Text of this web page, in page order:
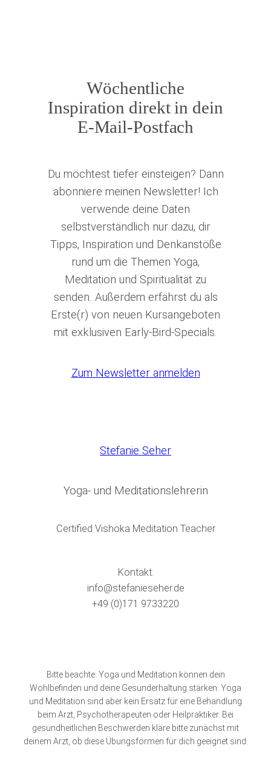
Wöchentliche
Inspiration direkt in dein
E-Mail-Postfach
Du möchtest tiefer einsteigen? Dann
abonniere meinen Newsletter! Ich
verwende deine Daten
selbstverständlich nur dazu, dir
Tipps, Inspiration und Denkanstöße
rund um die Themen Yoga,
Meditation und Spiritualität zu
senden. Außerdem erfährst du als
Erste(r) von neuen Kursangeboten
mit exklusiven Early-Bird-Specials.
Zum Newsletter anmelden
Stefanie Seher
Yoga- und Meditationslehrerin
Certified Vishoka Meditation Teacher
Kontakt:
info@stefanieseher.de
+49 (0)171 9733220
Bitte beachte: Yoga und Meditation können dein
Wohlbefinden und deine Gesunderhaltung stärken. Yoga
und Meditation sind aber kein Ersatz für eine Behandlung
beim Arzt, Psychotherapeuten oder Heilpraktiker. Bei
gesundheitlichen Beschwerden kläre bitte zunächst mit
deinem Arzt, ob diese Übungsformen für dich geeignet sind.